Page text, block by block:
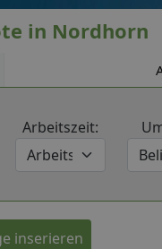
in Nordhorn
Arbeitszeit:
inserieren